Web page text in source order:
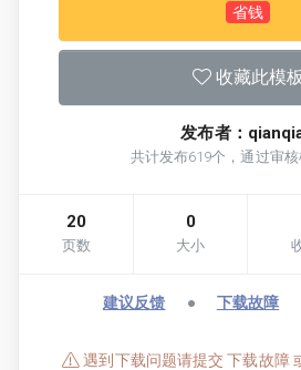
省钱
收藏此模板
发布者：
共计发布619个，通过审
20
页数
0
大小
建议反馈 ● 下载故障
遇到下载问题请提交 下载故障